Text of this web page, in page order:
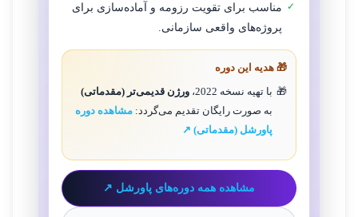
مناسب برای تقویت رزومه و آماده‌سازی برای
پروژه‌های واقعی سازمانی.
🎁 هدیه این دوره
با تهیه نسخه 2022،
ورژن قدیمی‌تر (مقدماتی)
به صورت رایگان تقدیم می‌گردد: مشاهده دوره
پاورشل (مقدماتی) ↗
مشاهده همه دوره‌های پاورشل ↗